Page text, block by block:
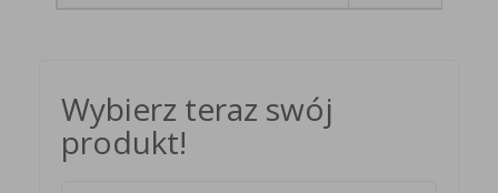
Wybierz teraz swój
produkt!